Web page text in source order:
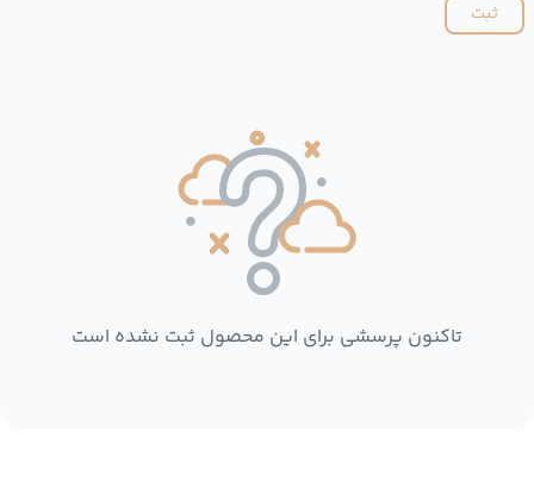
ثبت
تاکنون پرسشی برای این محصول ثبت نشده است